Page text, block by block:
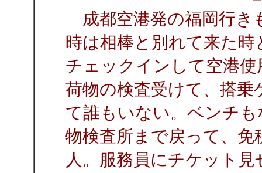
成都空港発の福岡行き
時は相棒と別れて来た
チェックインして空港
荷物の検査受けて、搭
て誰もいない。ベンチ
物検査所まで戻って、
人。服務員にチケット